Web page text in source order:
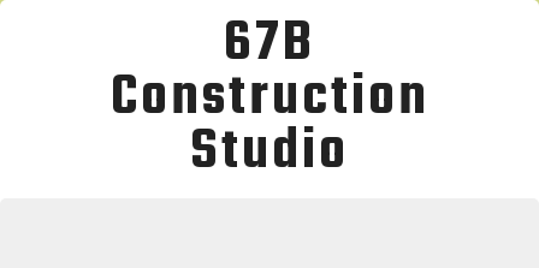
67B
Construction
Studio